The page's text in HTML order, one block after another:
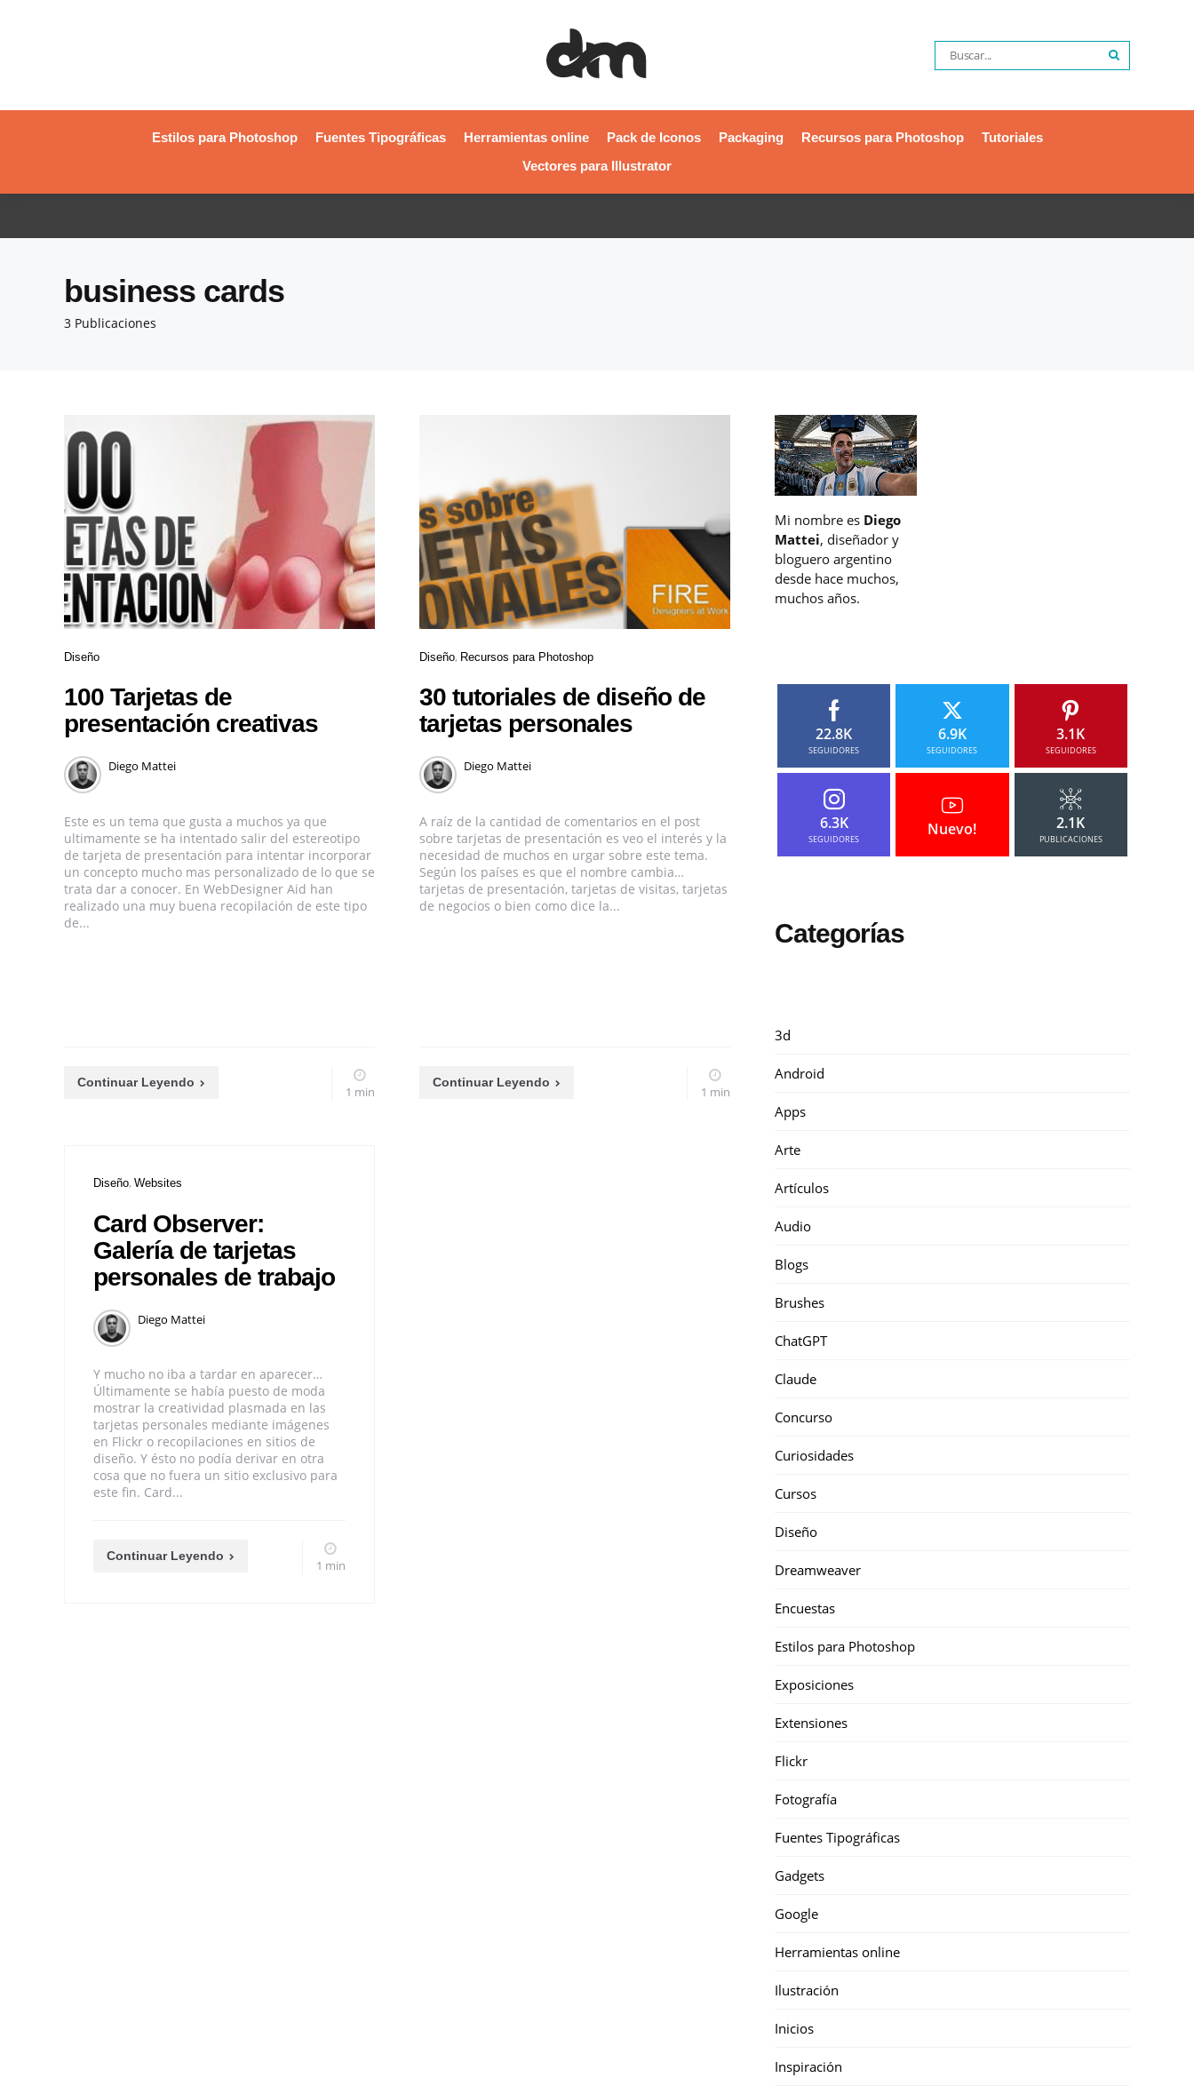
Estilos para Photoshop Fuentes Tipográficas Herramientas online Pack de Iconos Packaging Recursos para Photoshop
Tutoriales
Vectores para Illustrator
3 Publicaciones
business cards
Diseño
100 Tarjetas de
presentación creativas
Diego Mattei
Este es un tema que gusta a muchos ya que
ultimamente se ha intentado salir del estereotipo
de tarjeta de presentación para intentar incorporar
un concepto mucho mas personalizado de lo que se
trata dar a conocer. En WebDesigner Aid han
realizado una muy buena recopilación de este tipo
de...
Continuar Leyendo
1 min
Diseño Recursos para Photoshop
30 tutoriales de diseño de
tarjetas personales
Diego Mattei
A raíz de la cantidad de comentarios en el post
sobre tarjetas de presentación es veo el interés y la
necesidad de muchos en urgar sobre este tema.
Según los países es que el nombre cambia…
tarjetas de presentación, tarjetas de visitas, tarjetas
de negocios o bien como dice la...
Continuar Leyendo
1 min
Diseño Websites
Card Observer:
Galería de tarjetas
personales de trabajo
Diego Mattei
Y mucho no iba a tardar en aparecer…
Últimamente se había puesto de moda
mostrar la creatividad plasmada en las
tarjetas personales mediante imágenes
en Flickr o recopilaciones en sitios de
diseño. Y ésto no podía derivar en otra
cosa que no fuera un sitio exclusivo para
este fin. Card...
Continuar Leyendo
1 min
Mi nombre es Diego
Mattei, diseñador y
bloguero argentino
desde hace muchos,
muchos años.
22.8K
SEGUIDORES
6.9K
SEGUIDORES
3.1K
SEGUIDORES
6.3K
SEGUIDORES
Nuevo! 2.1K
PUBLICACIONES
Categorías
3d
Android
Apps
Arte
Artículos
Audio
Blogs
Brushes
ChatGPT
Claude
Concurso
Curiosidades
Cursos
Diseño
Dreamweaver
Encuestas
Estilos para Photoshop
Exposiciones
Extensiones
Flickr
Fotografía
Fuentes Tipográficas
Gadgets
Google
Herramientas online
Ilustración
Inicios
Inspiración